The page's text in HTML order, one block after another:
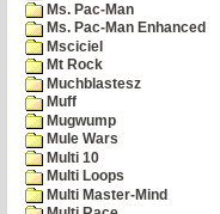
Ms. Pac-Man
Ms. Pac-Man Enhanced
Msciciel
Mt Rock
Muchblastesz
Muff
Mugwump
Mule Wars
Multi 10
Multi Loops
Multi Master-Mind